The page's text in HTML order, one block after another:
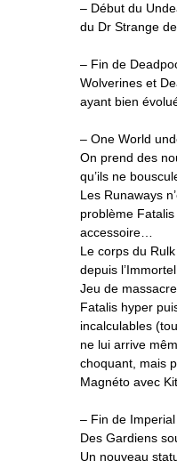
– Début du
du Dr Strange
– Fin de
Wolverines et
ayant bien
– One World
On prend des
qu’ils ne
Les Runaways
problème
accessoire…
Le corps du
depuis
Jeu de
Fatalis hyper
incalculables
ne lui arrive
choquant, mais
Magnéto avec
– Fin de Imperial
Des Gardiens
Un nouveau